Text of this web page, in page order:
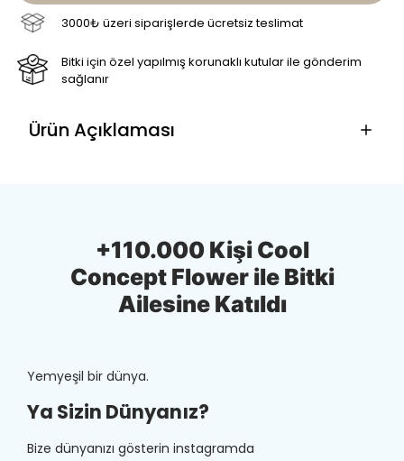
3000₺ üzeri siparişlerde ücretsiz teslimat
Bitki için özel yapılmış korunaklı kutular ile gönderim
sağlanır
Ürün Açıklaması
+110.000 Kişi Cool
Concept Flower ile Bitki
Ailesine Katıldı
Yemyeşil bir dünya.
Ya Sizin Dünyanız?
Bize dünyanızı gösterin instagramda